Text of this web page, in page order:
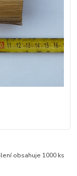
obsahuje 1000 ks